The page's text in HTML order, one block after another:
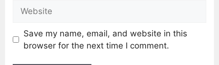
Save my name, email, and website in this
browser for the next time I comment.